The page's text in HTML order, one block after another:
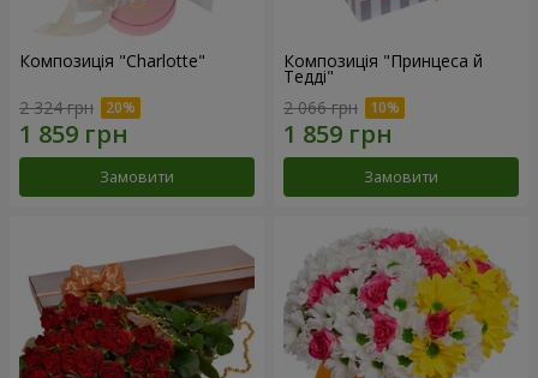
Композиція "Charlotte"
2 324 грн
Замовити
Композиція "Принцеса й
Тедді"
2 066 грн
Замовити